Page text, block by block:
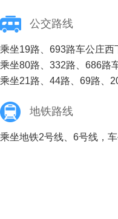
公交路线
乘坐19路、693路车公庄西
乘坐80路、332路、686路
乘坐21路、44路、69路、
地铁路线
乘坐地铁2号线、6号线，